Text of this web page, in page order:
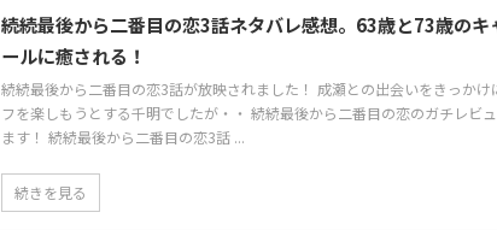
続続最後から二番目の恋3話ネタバレ感想。63歳と73歳のキ
ールに癒される！
続続最後から二番目の恋3話が放映されました！ 成瀬との出会いをきっかけ
フを楽しもうとする千明でしたが・・ 続続最後から二番目の恋のガチレビ
ます！ 続続最後から二番目の恋3話 ...
続きを見る